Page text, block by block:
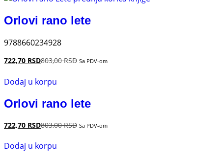
Orlovi rano lete
9788660234928
722,70 RSD803,00RSD Sa PDV-om
Dodaj u korpu
Orlovi rano lete
722,70 RSD803,00RSD Sa PDV-om
Dodaj u korpu